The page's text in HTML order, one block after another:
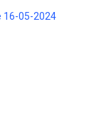
16-05-2024